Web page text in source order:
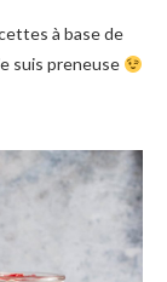
à base de
suis preneuse